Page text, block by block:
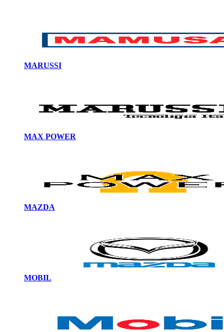
MARUSSI
MAX POWER
MAZDA
MOBIL